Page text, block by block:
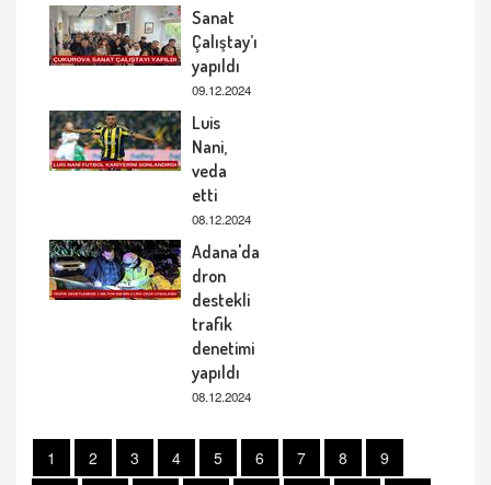
Sanat
Çalıştay’ı
yapıldı
09.12.2024
Luis
Nani,
veda
etti
08.12.2024
Adana'da
dron
destekli
trafik
denetimi
yapıldı
08.12.2024
1 2 3 4 5 6 7 8
9